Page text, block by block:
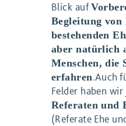
Blick auf
Begleitung von
bestehenden
aber natürlich
Menschen, die
erfahren.Auch
Felder haben
Referaten und
(Referate Ehe